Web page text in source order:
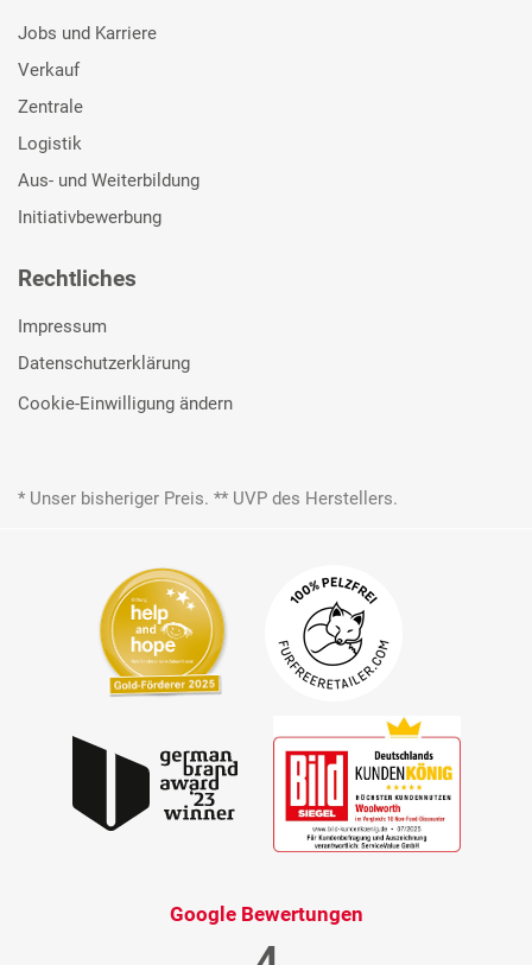
Jobs und Karriere
Verkauf
Zentrale
Logistik
Aus- und Weiterbildung
Initiativbewerbung
Rechtliches
Impressum
Datenschutzerklärung
Cookie-Einwilligung ändern
* Unser bisheriger Preis. ** UVP des Herstellers.
Google Bewertungen